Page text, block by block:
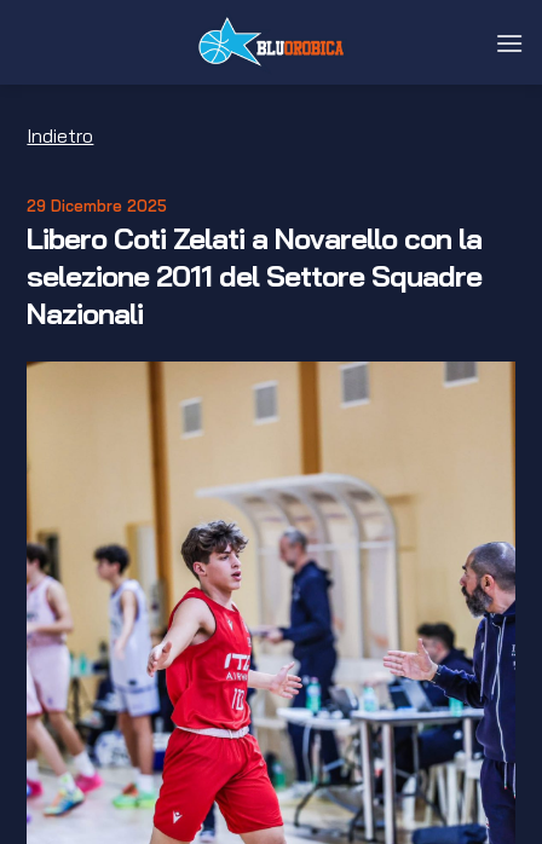
Indietro
29 Dicembre 2025
Libero Coti Zelati a Novarello con la
selezione 2011 del Settore Squadre
Nazionali